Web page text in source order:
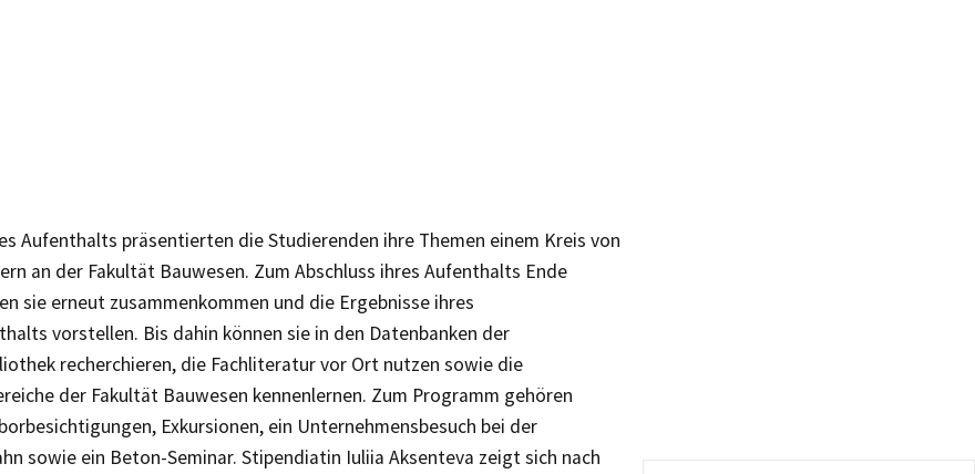
Aufenthalts präsentierten die Studierenden ihre Themen einem Kreis von
an der Fakultät Bauwesen. Zum Abschluss ihres Aufenthalts Ende
sie erneut zusammenkommen und die Ergebnisse ihres
vorstellen. Bis dahin können sie in den Datenbanken der
recherchieren, die Fachliteratur vor Ort nutzen sowie die
der Fakultät Bauwesen kennenlernen. Zum Programm gehören
Exkursionen, ein Unternehmensbesuch bei der
sowie ein Beton-Seminar. Stipendiatin Iuliia Aksenteva zeigt sich nach